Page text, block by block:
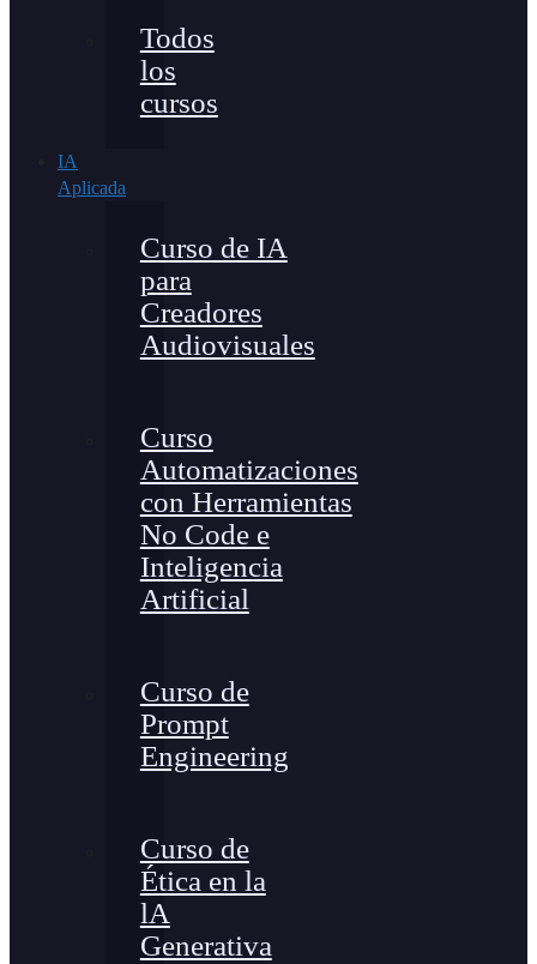
Todos
los
cursos
IA
Aplicada
Curso de IA
para
Creadores
Audiovisuales
Curso
Automatizaciones
con Herramientas
No Code e
Inteligencia
Artificial
Curso de
Prompt
Engineering
Curso de
Ética en la
lA
Generativa